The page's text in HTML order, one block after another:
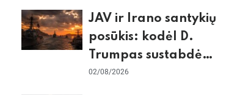
nerimas dėl sienos
JAV ir Irano santykių
posūkis: kodėl D.
Trumpas sustabdė
smūgius ir kuo
02/08/2026